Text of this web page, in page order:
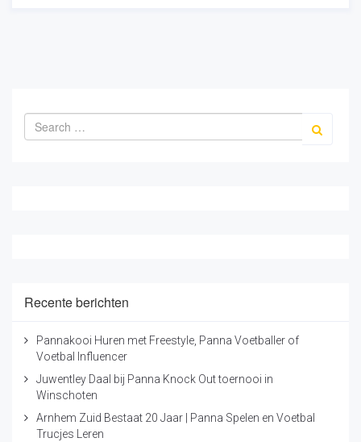
Recente berichten
Pannakooi Huren met Freestyle, Panna Voetballer of
Voetbal Influencer
Juwentley Daal bij Panna Knock Out toernooi in
Winschoten
Arnhem Zuid Bestaat 20 Jaar | Panna Spelen en Voetbal
Trucjes Leren